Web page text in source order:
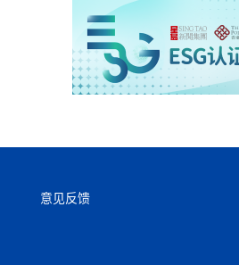
意见反馈